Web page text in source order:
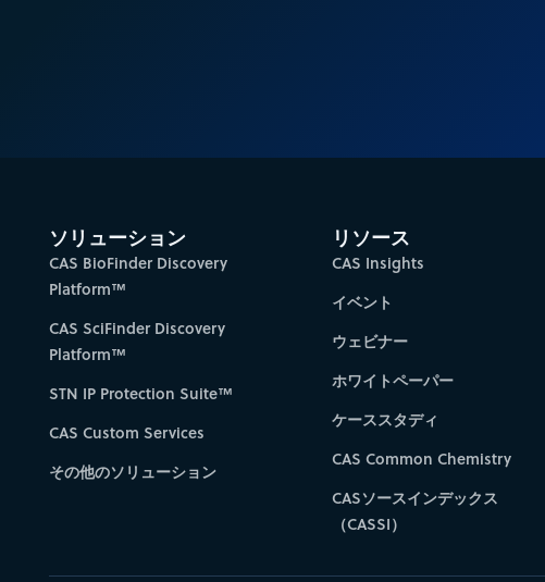
ソリューション
CAS BioFinder Discovery
Platform™
CAS SciFinder Discovery
Platform™
STN IP Protection Suite™
CAS Custom Services
その他のソリューション
リソース
CAS Insights
イベント
ウェビナー
ホワイトペーパー
ケーススタディ
CAS Common Chemistry
CASソースインデックス
（CASSI）